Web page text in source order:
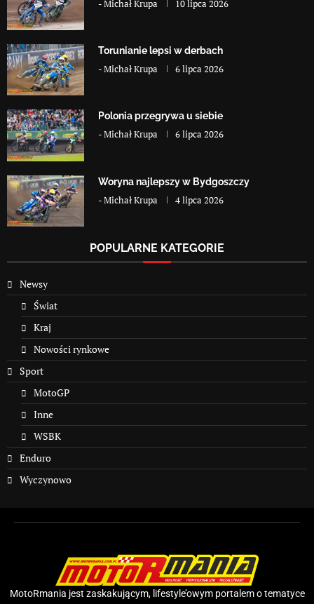
-Michał Krupa 10 lipca 2026
Torunianie lepsi w derbach
-Michał Krupa 6 lipca 2026
Polonia przegrywa u siebie
-Michał Krupa 6 lipca 2026
Woryna najlepszy w Bydgoszczy
-Michał Krupa 4 lipca 2026
POPULARNE KATEGORIE
Newsy
Świat
Kraj
Nowości rynkowe
Sport
MotoGP
Inne
WSBK
Enduro
Wyczynowo
MotoRmania jest zaskakującym, lifestyle’owym portalem o tematyce